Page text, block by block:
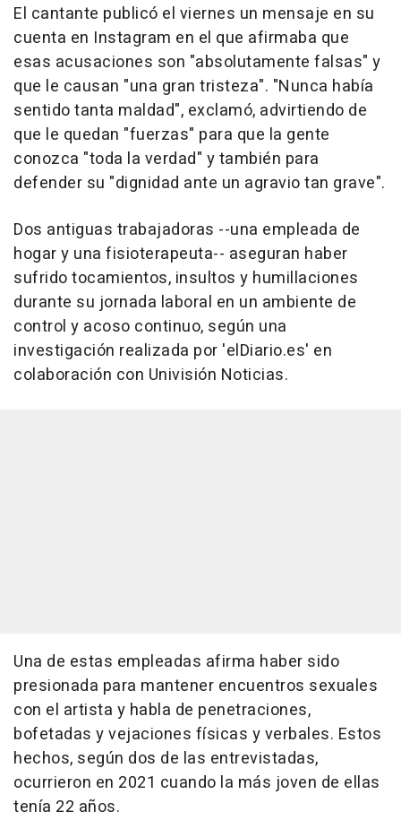
El cantante publicó el viernes un mensaje en su
cuenta en Instagram en el que afirmaba que
esas acusaciones son "absolutamente falsas" y
que le causan "una gran tristeza". "Nunca había
sentido tanta maldad", exclamó, advirtiendo de
que le quedan "fuerzas" para que la gente
conozca "toda la verdad" y también para
defender su "dignidad ante un agravio tan grave".
Dos antiguas trabajadoras --una empleada de
hogar y una fisioterapeuta-- aseguran haber
sufrido tocamientos, insultos y humillaciones
durante su jornada laboral en un ambiente de
control y acoso continuo, según una
investigación realizada por 'elDiario.es' en
colaboración con Univisión Noticias.
Una de estas empleadas afirma haber sido
presionada para mantener encuentros sexuales
con el artista y habla de penetraciones,
bofetadas y vejaciones físicas y verbales. Estos
hechos, según dos de las entrevistadas,
ocurrieron en 2021 cuando la más joven de ellas
tenía 22 años.